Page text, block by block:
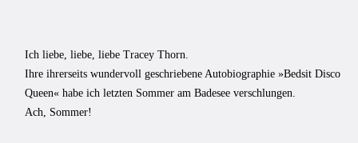
Ich liebe, liebe, liebe Tracey Thorn.
Ihre ihrerseits wundervoll geschriebene Autobiographie »Bedsit Disco
Queen« habe ich letzten Sommer am Badesee verschlungen.
Ach, Sommer!